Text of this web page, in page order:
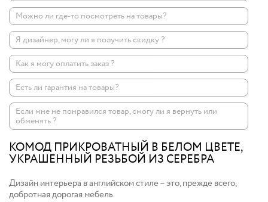
Можно ли где-то посмотреть на товары?
Я дизайнер, могу ли я получить скидку ?
Как я могу оплатить заказ ?
Есть ли гарантия на товары?
Если мне не понравился товар, смогу ли я вернуть или
обменять ?
КОМОД ПРИКРОВАТНЫЙ В БЕЛОМ ЦВЕТЕ,
УКРАШЕННЫЙ РЕЗЬБОЙ ИЗ СЕРЕБРА
Дизайн интерьера в английском стиле – это, прежде всего,
добротная дорогая мебель.